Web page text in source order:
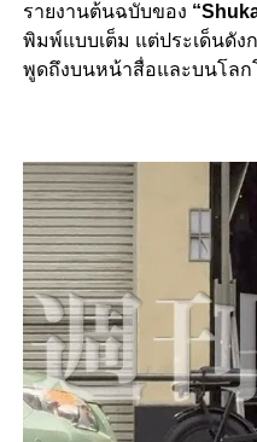
รายงานต้นฉบับของ
พิมพ์แบบเต็ม แต่ประเด็นดัง
พูดถึงบนหน้าสื่อและบนโลก